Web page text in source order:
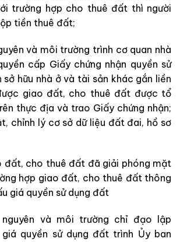
trường hợp cho thuê đất thì người
tiền thuê đất;
và môi trường trình cơ quan nhà
cấp Giấy chứng nhận quyền sử
sở hữu nhà ở và tài sản khác gắn liền
giao đất, cho thuê đất được tổ
thực địa và trao Giấy chứng nhận;
chỉnh lý cơ sở dữ liệu đất đai, hồ sơ
đất, cho thuê đất đã giải phóng mặt
hợp giao đất, cho thuê đất thông
giá quyền sử dụng đất
và môi trường chỉ đạo lập
quyền sử dụng đất trình Ủy ban